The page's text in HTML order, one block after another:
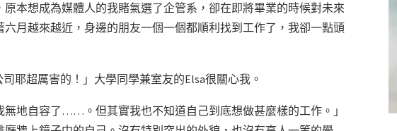
本想成為媒體人的我賭氣選了企管系，卻在即將畢業的時候對未來
月越來越近，身邊的朋友一個一個都順利找到工作了，我卻一點頭
耶超厲害的！」大學同學兼室友的Elsa很關心我。
無地自容了……。但其實我也不知道自己到底想做甚麼樣的工作。」